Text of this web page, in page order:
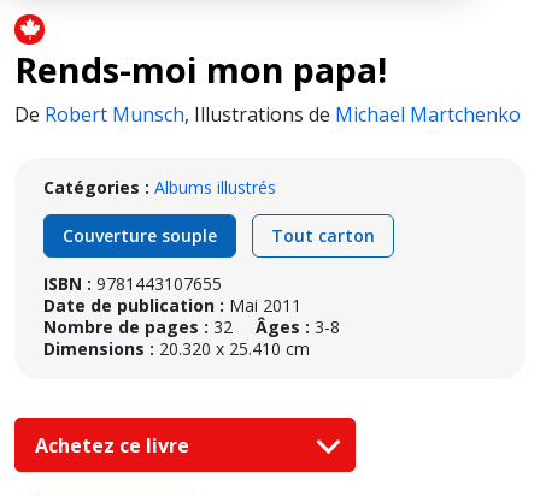
Rends-moi mon papa!
De Robert Munsch, Illustrations de Michael Martchenko
Catégories : Albums illustrés
Couverture souple Tout carton
ISBN : 9781443107655
Date de publication : Mai 2011
Nombre de pages : 32 Âges : 3-8
Dimensions : 20.320 x 25.410 cm
Achetez ce livre